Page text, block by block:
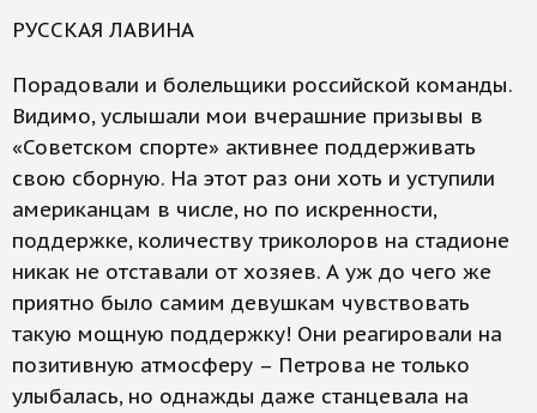
РУССКАЯ ЛАВИНА
Порадовали и болельщики российской команды.
Видимо, услышали мои вчерашние призывы в
«Советском спорте» активнее поддерживать
свою сборную. На этот раз они хоть и уступили
американцам в числе, но по искренности,
поддержке, количеству триколоров на стадионе
никак не отставали от хозяев. А уж до чего же
приятно было самим девушкам чувствовать
такую мощную поддержку! Они реагировали на
позитивную атмосферу – Петрова не только
улыбалась, но однажды даже станцевала на